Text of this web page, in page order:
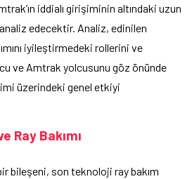
iddialı girişiminin altındaki uzun
edecektir. Analiz, edinilen
iyileştirmedeki rollerini ve
ve Amtrak yolcusunu göz önünde
üzerindeki genel etkiyi
Ray Bakımı
bileşeni, son teknoloji ray bakım